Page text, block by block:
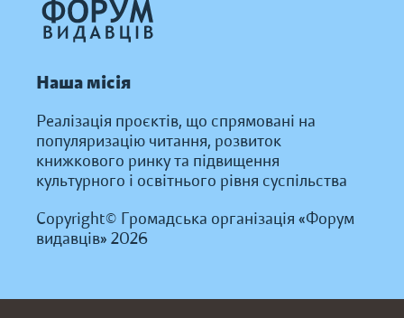
Наша місія
Реалізація проєктів, що спрямовані на
популяризацію читання, розвиток
книжкового ринку та підвищення
культурного і освітнього рівня суспільства
Copyright© Громадська організація «Форум
видавців» 2026